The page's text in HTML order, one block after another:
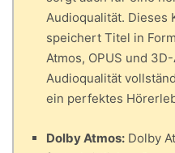
Audioqualität. Dieses
speichert Titel in
Atmos, OPUS und
Audioqualität
ein perfektes
Dolby Atmos: Dolby